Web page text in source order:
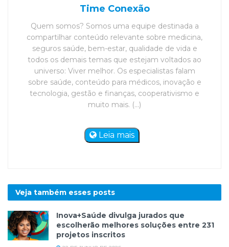
Time Conexão
Quem somos? Somos uma equipe destinada a
compartilhar conteúdo relevante sobre medicina,
seguros saúde, bem-estar, qualidade de vida e
todos os demais temas que estejam voltados ao
universo: Viver melhor. Os especialistas falam
sobre saúde, conteúdo para médicos, inovação e
tecnologia, gestão e finanças, cooperativismo e
muito mais. (...)
Leia mais
Veja também esses posts
Inova+Saúde divulga jurados que
escolherão melhores soluções entre 231
projetos inscritos